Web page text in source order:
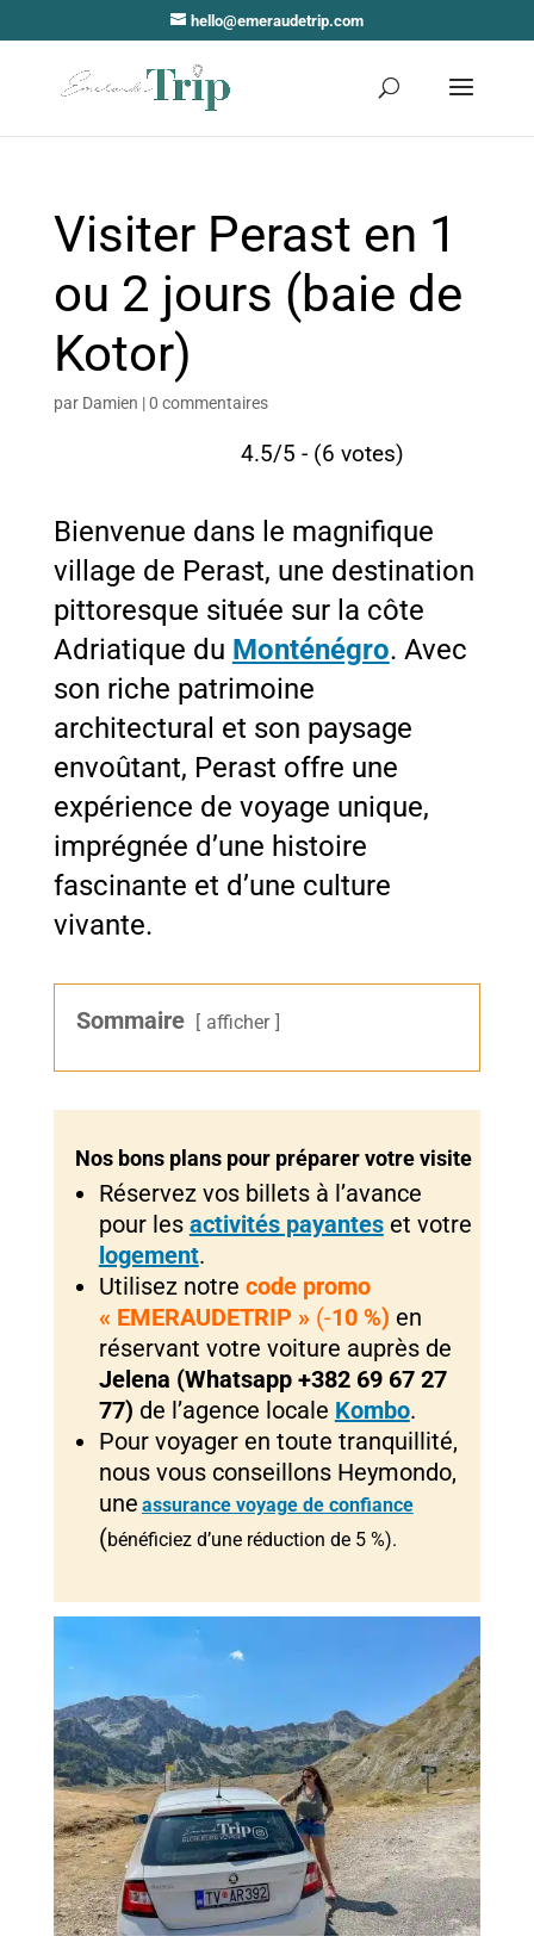
hello@emeraudetrip.com
Visiter Perast en 1
ou 2 jours (baie de
Kotor)
par Damien |0 commentaires
4.5/5 - (6 votes)
Bienvenue dans le magnifique
village de Perast, une destination
pittoresque située sur la côte
Adriatique du Monténégro. Avec
son riche patrimoine
architectural et son paysage
envoûtant, Perast offre une
expérience de voyage unique,
imprégnée d’une histoire
fascinante et d’une culture
vivante.
Sommaire afficher
Nos bons plans pour préparer votre visite
Réservez vos billets à l’avance
pour les activités payanteset votre
logement.
Utilisez notre code promo
« EMERAUDETRIP » (-10 %) en
réservant votre voiture auprès de
Jelena (Whatsapp +382 69 67 27
77) de l’agence locale Kombo.
Pour voyager en toute tranquillité,
nous vous conseillons Heymondo,
une assurance voyage de confiance
(bénéficiez d’une réduction de 5 %).